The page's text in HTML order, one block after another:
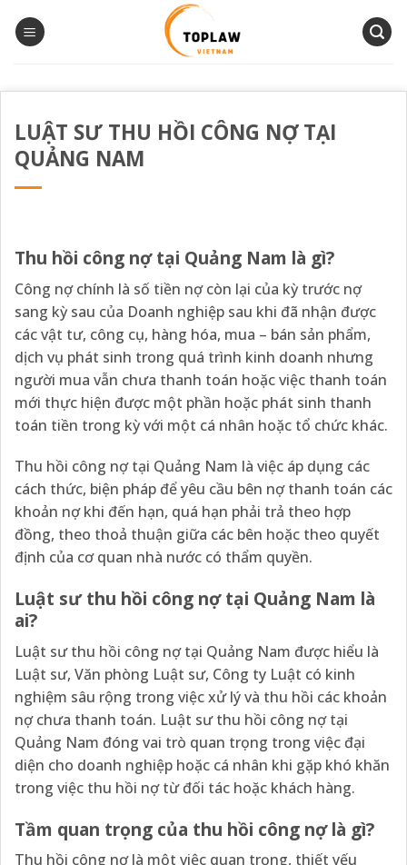
qua
LUẬT SƯ THU HỒI CÔNG NỢ TẠI
QUẢNG NAM
Thu hồi công nợ tại Quảng Nam là gì?
Công nợ chính là số tiền nợ còn lại của kỳ trước nợ
sang kỳ sau của Doanh nghiệp sau khi đã nhận được
các vật tư, công cụ, hàng hóa, mua – bán sản phẩm,
dịch vụ phát sinh trong quá trình kinh doanh nhưng
người mua vẫn chưa thanh toán hoặc việc thanh toán
mới thực hiện được một phần hoặc phát sinh thanh
toán tiền trong kỳ với một cá nhân hoặc tổ chức khác.
Thu hồi công nợ tại Quảng Nam là việc áp dụng các
cách thức, biện pháp để yêu cầu bên nợ thanh toán các
khoản nợ khi đến hạn, quá hạn phải trả theo hợp
đồng, theo thoả thuận giữa các bên hoặc theo quyết
định của cơ quan nhà nước có thẩm quyền.
Luật sư thu hồi công nợ tại Quảng Nam là
ai?
Luật sư thu hồi công nợ tại Quảng Nam được hiểu là
Luật sư, Văn phòng Luật sư, Công ty Luật có kinh
nghiệm sâu rộng trong việc xử lý và thu hồi các khoản
nợ chưa thanh toán. Luật sư thu hồi công nợ tại
Quảng Nam đóng vai trò quan trọng trong việc đại
diện cho doanh nghiệp hoặc cá nhân khi gặp khó khăn
trong việc thu hồi nợ từ đối tác hoặc khách hàng.
Tầm quan trọng của thu hồi công nợ là gì?
Thu hồi công nợ là một việc quan trọng, thiết yếu